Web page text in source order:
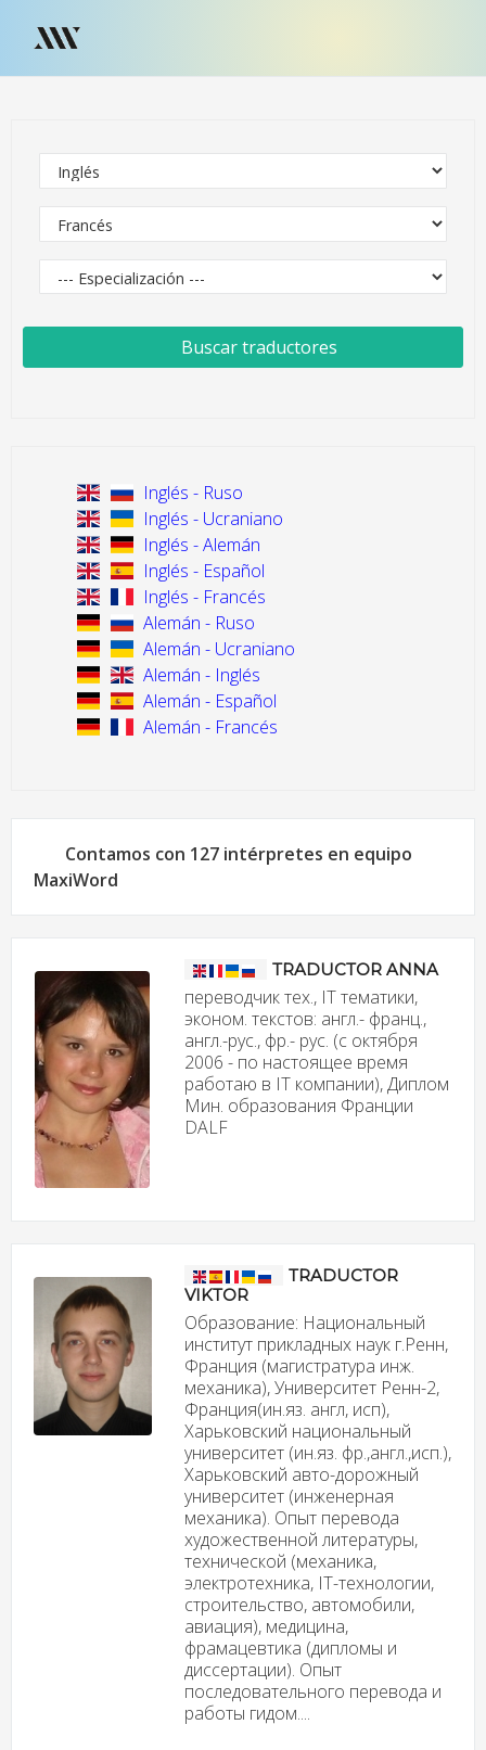
Buscar traductores
Inglés - Ruso
Inglés - Ucraniano
Inglés - Alemán
Inglés - Español
Inglés - Francés
Alemán - Ruso
Alemán - Ucraniano
Alemán - Inglés
Alemán - Español
Alemán - Francés
Contamos con 127 intérpretes en equipo
MaxiWord
TRADUCTOR ANNA
переводчик тех., IT тематики,
эконом. текстов: англ.- франц.,
англ.-рус., фр.- рус. (с октября
2006 - по настоящее время
работаю в IT компании), Диплом
Мин. образования Франции
DALF
TRADUCTOR
VIKTOR
Образование: Национальный
институт прикладных наук г.Ренн,
Франция (магистратура инж.
механика), Университет Ренн-2,
Франция(ин.яз. англ, исп),
Харьковский национальный
университет (ин.яз. фр.,англ.,исп.),
Харьковский авто-дорожный
университет (инженерная
механика). Опыт перевода
художественной литературы,
технической (механика,
электротехника, IT-технологии,
строительство, автомобили,
авиация), медицина,
фрамацевтика (дипломы и
диссертации). Опыт
последовательного перевода и
работы гидом....